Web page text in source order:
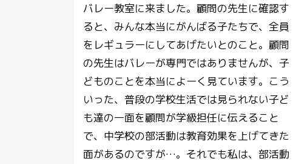
バレー教室に来ました。顧問の先生に確認す
ると、みんな本当にがんばる子たちで、全員
をレギュラーにしてあげたいとのこと。顧問
の先生はバレーが専門ではありませんが、子
どものことを本当によーく見ています。こう
いった、普段の学校生活では見られない子ど
も達の一面を顧問が学級担任に伝えること
で、中学校の部活動は教育効果を上げてきた
面があるのですが…。それでも私は、部活動